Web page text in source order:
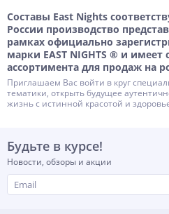
Составы East Nights
России производство
рамках официально
марки EAST NIGHTS ® и
ассортимента для продаж на
Приглашаем Вас войти в круг
тематики, открыть будущее
жизнь с истинной красотой и
Будьте в курсе!
Новости, обзоры и акции